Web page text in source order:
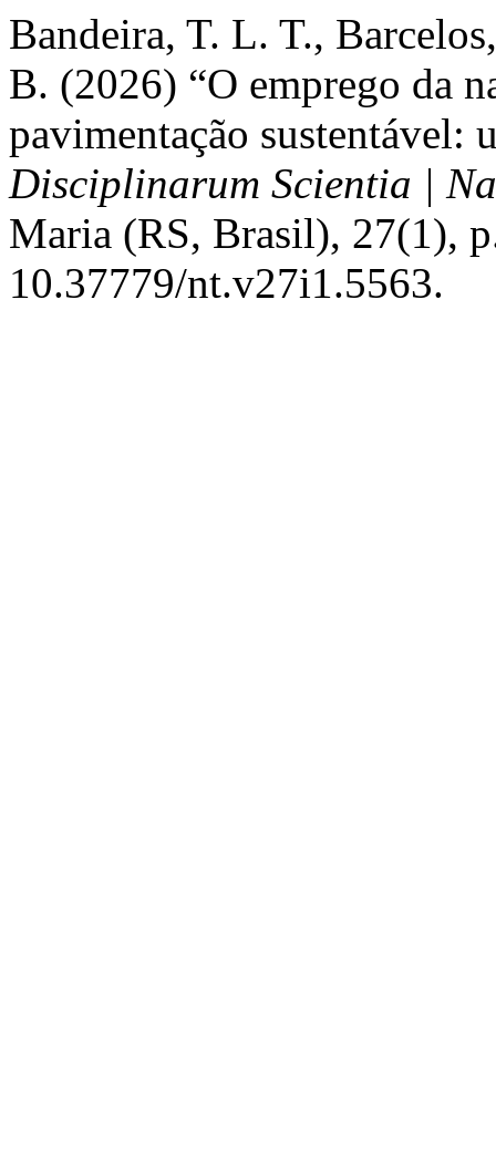
Bandeira, T. L. T.,
B. (2026) “O emprego da
pavimentação sustentável:
Disciplinarum Scientia |
Maria (RS, Brasil), 27(1),
10.37779/nt.v27i1.5563.